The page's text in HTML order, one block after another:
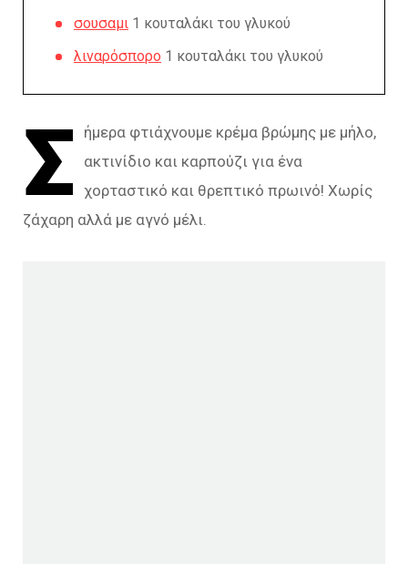
σουσαμι 1 κουταλάκι του γλυκού
λιναρόσπορο 1 κουταλάκι του γλυκού
Σ
ήμερα φτιάχνουμε κρέμα βρώμης με μήλο,
ακτινίδιο και καρπούζι για ένα
χορταστικό και θρεπτικό πρωινό! Χωρίς
ζάχαρη αλλά με αγνό μέλι.